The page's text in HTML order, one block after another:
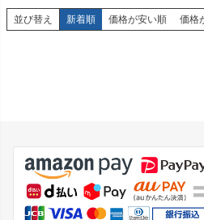
並び替え 新着順 価格が安い順 価格